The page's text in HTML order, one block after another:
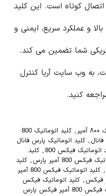
کوتاه است. این کلید
و عملکرد سریع، ایمنی و
شما تضمین می کند.
به وب سایت آریا کنترل
کنید.
,
کلید اتوماتیک 800
, کلید اتوماتیک پارس فانال
اتوماتیک فیکس 800 , کلید
800 آمپر پارس , کلید
,
کلید اتوماتیک فیکس 800 آمپر
, کلید اتوماتیک فیکس
کلید اتوماتیک فیکس 800 آمپر فیکس پارس